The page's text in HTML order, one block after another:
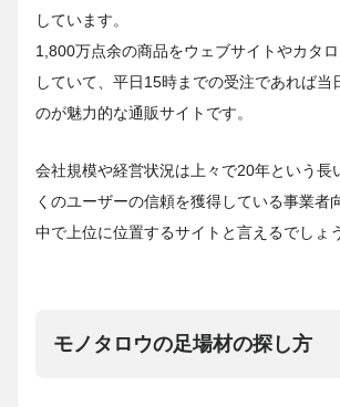
しています。
1,800万点余の商品をウェブサイトやカタ
していて、平日15時までの受注であれば当
のが魅力的な通販サイトです。
会社規模や経営状況は上々で20年という長
くのユーザーの信頼を獲得している事業者
中で上位に位置するサイトと言えるでしょう
モノタロウの足場材の探し方